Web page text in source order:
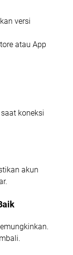
versi
atau App
koneksi
akun